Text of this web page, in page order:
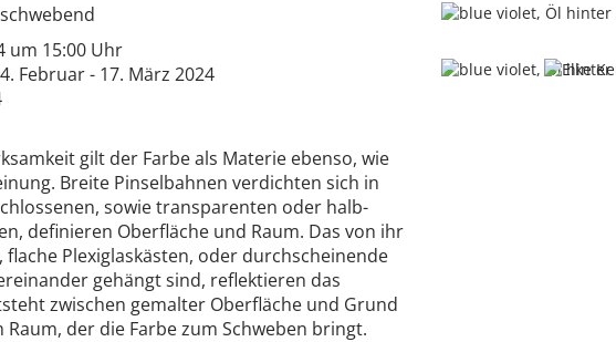
um 15:00 Uhr
Februar - 17. März 2024
gilt der Farbe als Materie ebenso, wie
Breite Pinselbahnen verdichten sich in
sowie transparenten oder halb-
definieren Oberfläche und Raum. Das von ihr
Plexiglaskästen, oder durchscheinende
gehängt sind, reflektieren das
zwischen gemalter Oberfläche und Grund
der die Farbe zum Schweben bringt.